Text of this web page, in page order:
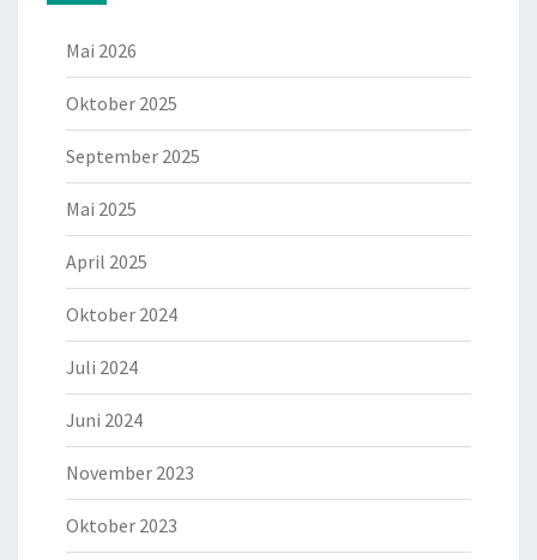
Mai 2026
Oktober 2025
September 2025
Mai 2025
April 2025
Oktober 2024
Juli 2024
Juni 2024
November 2023
Oktober 2023